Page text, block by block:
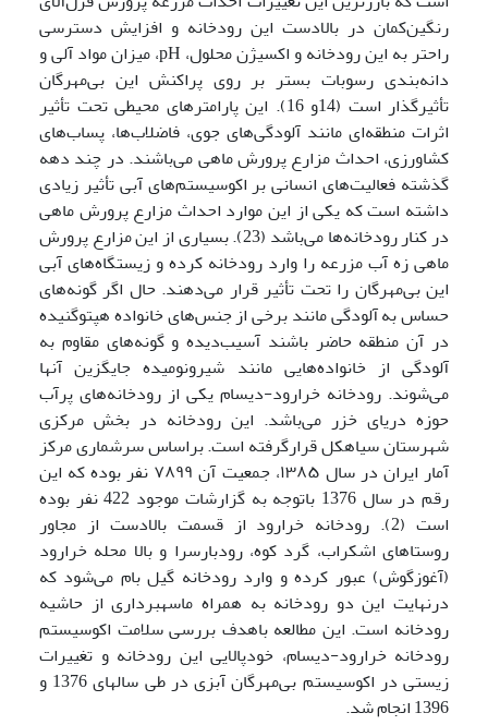
رنگین‌کمان در بالادست این رودخانه و افزایش دسترسی
راحتر به این رودخانه و اکسیژن محلول، pH، میزان مواد آلی و
دانه‌بندی رسوبات بستر بر روی پراکنش این بی‌مهرگان
تأثیرگذار است (14و 16). این پارامترهای محیطی تحت تأثیر
اثرات منطقه‌ای مانند آلودگی‌های جوی، فاضلاب‌ها، پساب‌های
کشاورزی، احداث مزارع پرورش ماهی می‌باشند. در چند دهه
گذشته فعالیت‌های انسانی بر اکوسیستم‌های آبی تأثیر زیادی
داشته است که یکی از این موارد احداث مزارع پرورش ماهی
در کنار رودخانه‌ها می‌باشد (23). بسیاری از این مزارع پرورش
ماهی زه آب مزرعه را وارد رودخانه کرده و زیستگاه‌های آبی
این بی‌مهرگان را تحت تأثیر قرار می‌دهند. حال اگر گونه‌های
حساس به آلودگی مانند برخی از جنس‌های خانواده‌ هپتوگنیده
در آن منطقه حاضر باشند آسیب‌دیده و گونه‌های مقاوم به
آلودگی از خانواده‌هایی مانند شیرونومیده جایگزین آنها
می‌شوند. رودخانه خرارود-دیسام یکی از رودخانه‌های پرآب
حوزه دریای خزر می‌باشد. این رودخانه در بخش مرکزی
شهرستان سیاهکل قرارگرفته است. براساس سرشماری مرکز
آمار ایران در سال ۱۳۸۵، جمعیت آن ۷۸۹۹ نفر بوده که این
رقم در سال 1376 باتوجه به گزارشات موجود 422 نفر بوده
است (2). رودخانه خرارود از قسمت بالادست از مجاور
روستاهای اشکراب، گرد کوه، رودبارسرا و بالا محله خرارود
(آغوزگوش) عبور کرده و وارد رودخانه گیل بام می‌شود که
درنهایت این دو رودخانه به همراه ماسه­برداری از حاشیه
رودخانه است. این مطالعه باهدف بررسی سلامت اکوسیستم
رودخانه خرارود-دیسام، خودپالایی این رودخانه و تغییرات
زیستی در اکوسیستم بی‌مهرگان آبزی در طی سالهای 1376 و
1396 انجام شد.